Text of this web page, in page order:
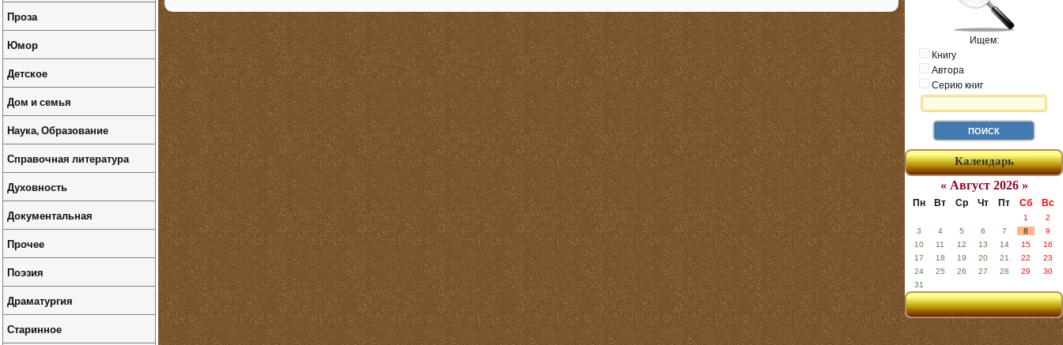
Ищем:
Книгу
Автора
Серию книг
Календарь
« Август 2026 »
Пн Вт Ср Чт Пт Сб Вс
1
2
3
4 5 6 7 8
9
10
11 12 13 14 15
16
17
18 19 20 21 22
23
24
25 26 27 28 29
30
31
Проза
Юмор
Детское
Дом и семья
Наука, Образование
Справочная литература
Духовность
Документальная
Прочее
Поэзия
Драматургия
Старинное